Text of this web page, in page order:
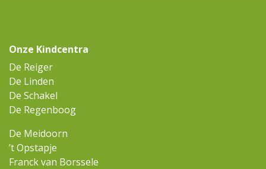
Onze Kindcentra
De Reiger
De Linden
De Schakel
De Regenboog
De Meidoorn
’t Opstapje
Franck van Borssele